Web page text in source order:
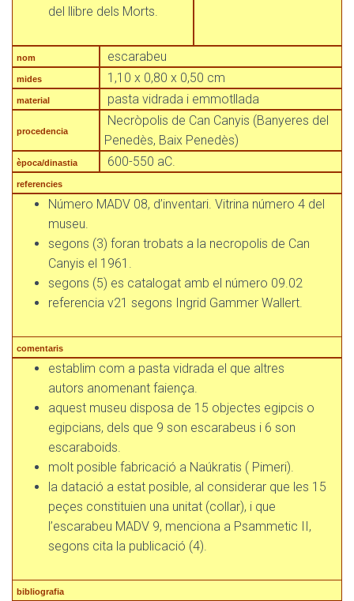
del llibre dels Morts.
nom escarabeu
mides 1,10 x 0,80 x 0,50 cm
material pasta vidrada i emmotllada
procedencia
Necròpolis de Can Canyis (Banyeres del
Penedès, Baix Penedès)
època/dinastia 600-550 aC.
referencies
Número MADV 08, d’inventari. Vitrina número 4 del
museu.
segons (3) foran trobats a la necropolis de Can
Canyis el 1961.
segons (5) es catalogat amb el número 09.02
referencia v21 segons Ingrid Gammer Wallert.
comentaris
establim com a pasta vidrada el que altres
autors anomenant faiença.
aquest museu disposa de 15 objectes egipcis o
egipcians, dels que 9 son escarabeus i 6 son
escaraboids.
molt posible fabricació a Naúkratis ( Pimeri).
la datació a estat posible, al considerar que les 15
peçes constituien una unitat (collar), i que
l’escarabeu MADV 9, menciona a Psammetic II,
segons cita la publicació (4).
bibliografia